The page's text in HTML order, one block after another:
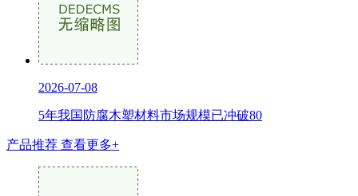
2026-07-08
5年我国防腐木塑材料市场规模已冲破80
产品推荐 查看更多+